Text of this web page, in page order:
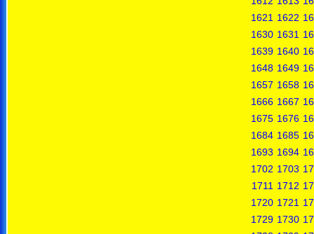
1621 1622
1630 1631
1639 1640
1648 1649
1657 1658
1666 1667
1675 1676
1684 1685
1693 1694
1702 1703
1711 1712
1720 1721
1729 1730